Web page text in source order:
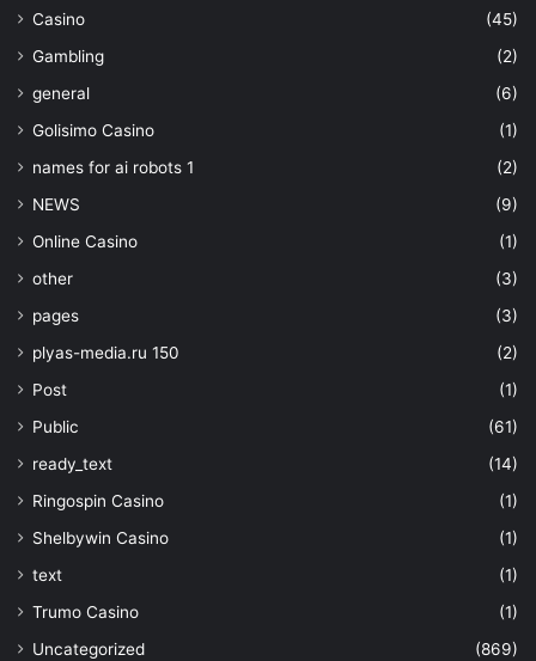
Casino
(45)
Gambling
(2)
general
(6)
Golisimo Casino
(1)
names for ai robots 1
(2)
NEWS
(9)
Online Casino
(1)
other
(3)
pages
(3)
plyas-media.ru 150
(2)
Post
(1)
Public
(61)
ready_text
(14)
Ringospin Casino
(1)
Shelbywin Casino
(1)
text
(1)
Trumo Casino
(1)
Uncategorized
(869)